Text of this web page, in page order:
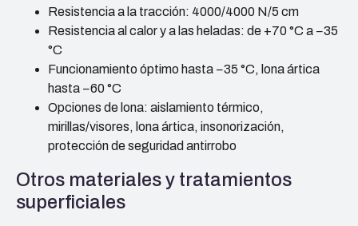
Resistencia a la tracción: 4000/4000 N/5 cm
Resistencia al calor y a las heladas: de +70 °C a −35
°C
Funcionamiento óptimo hasta −35 °C, lona ártica
hasta −60 °C
Opciones de lona: aislamiento térmico,
mirillas/visores, lona ártica, insonorización,
protección de seguridad antirrobo
Otros materiales y tratamientos
superficiales